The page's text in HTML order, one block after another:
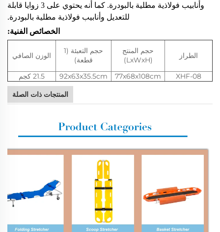
وأنابيب فولاذية مطلية بالبودرة. كما أنه يحتوي على 3 زوايا قابلة
للتعديل وأنابيب فولاذية مطلية بالبودرة.
الخصائص الفنية:
الطراز
حجم المنتج
(LxWxH)
حجم التعبئة (1
قطعة)
الوزن الصافي
XHF-08
77x68x108cm
92x63x35.5cm 21.5 كجم
المنتجات ذات الصلة